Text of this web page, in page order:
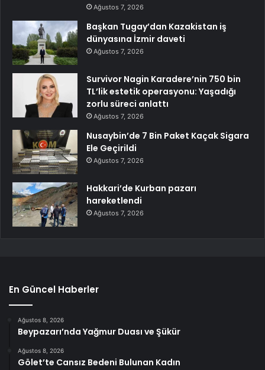
Ağustos 7, 2026
Başkan Tugay’dan Kazakistan iş
dünyasına İzmir daveti
Ağustos 7, 2026
Survivor Nagin Karadere’nin 750 bin
TL’lik estetik operasyonu: Yaşadığı
zorlu süreci anlattı
Ağustos 7, 2026
Nusaybin’de 7 Bin Paket Kaçak Sigara
Ele Geçirildi
Ağustos 7, 2026
Hakkari’de Kurban pazarı
hareketlendi
Ağustos 7, 2026
En Güncel Haberler
Ağustos 8, 2026
Beypazarı’nda Yağmur Duası ve Şükür
Ağustos 8, 2026
Gölet’te Cansız Bedeni Bulunan Kadın